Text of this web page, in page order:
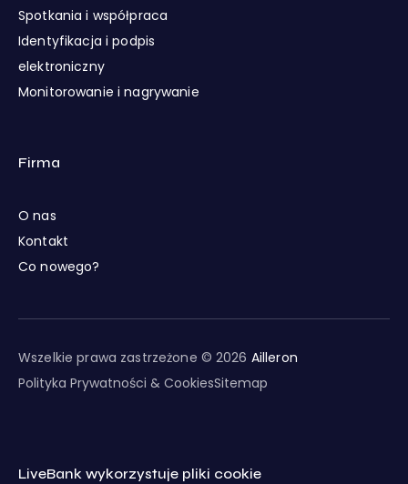
Spotkania i współpraca
Identyfikacja i podpis
elektroniczny
Monitorowanie i nagrywanie
Firma
O nas
Kontakt
Co nowego?
Wszelkie prawa zastrzeżone © 2026 Ailleron
Polityka Prywatności & CookiesSitemap
LiveBank wykorzystuje pliki cookie